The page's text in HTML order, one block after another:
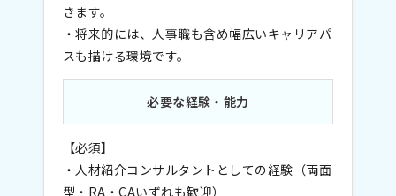
きます。
・将来的には、人事職も含め幅広いキャリアパ
スも描ける環境です。
必要な経験・能力
【必須】
・人材紹介コンサルタントとしての経験（両面
型・RA・CAいずれも歓迎）